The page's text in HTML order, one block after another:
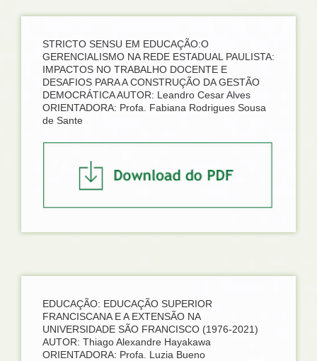
STRICTO SENSU EM EDUCAÇÃO:O
GERENCIALISMO NA REDE ESTADUAL PAULISTA:
IMPACTOS NO TRABALHO DOCENTE E
DESAFIOS PARA A CONSTRUÇÃO DA GESTÃO
DEMOCRÁTICA AUTOR: Leandro Cesar Alves
ORIENTADORA: Profa. Fabiana Rodrigues Sousa
de Sante
EDUCAÇÃO: EDUCAÇÃO SUPERIOR
FRANCISCANA E A EXTENSÃO NA
UNIVERSIDADE SÃO FRANCISCO (1976-2021)
AUTOR: Thiago Alexandre Hayakawa
ORIENTADORA: Profa. Luzia Bueno